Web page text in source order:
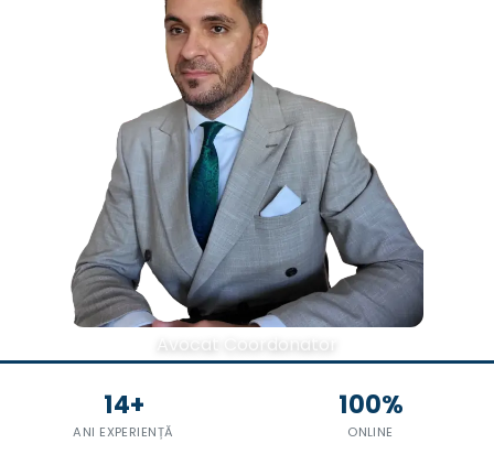
Avocat Coordonator
14+
ANI EXPERIENȚĂ
100%
ONLINE